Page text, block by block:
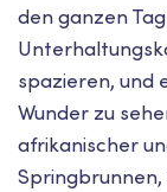
den ganzen
spazieren, und
Wunder zu
afrikanischer